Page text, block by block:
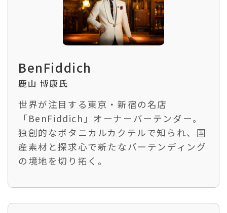
BenFiddich
鹿山 博康氏
世界が注目する東京・新宿の名店
「BenFiddich」オーナーバーテンダー。
独創的なボタニカルカクテルで知られ、国
産素材と探求心で新たなバーテンディング
の境地を切り拓く。